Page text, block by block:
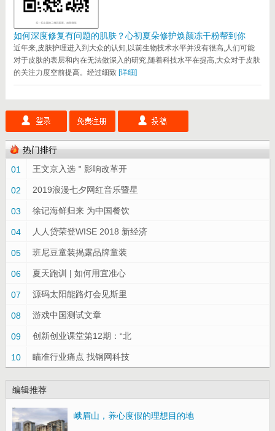
如何深度修复有问题的肌肤？心初夏朵修护焕颜冻干粉帮到你
近年来,皮肤护理进入到大众的认知,以前生物技术水平并没有很高,人们可能
对于皮肤的表层和内在无法做深入的研究,随着科技水平在提高,大众对于皮肤
的关注力度空前提高。经过细致 [详细]
热门排行
01
王文京入选＂影响改革开
02 2019浪漫七夕网红音乐暨星
03 徐记海鲜归来 为中国餐饮
04 人人贷荣登WISE 2018 新经济
05 班尼豆童装揭露品牌童装
06 夏天跑训 | 如何用宜准心
07 源码太阳能路灯会见斯里
08 游戏中国测试文章
09 创新创业课堂第12期：“北
10 瞄准行业痛点 找钢网科技
编辑推荐
峨眉山，养心度假的理想目的地